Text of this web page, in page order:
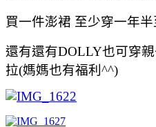
買一件澎裙 至少穿一年
還有還有DOLLY也可穿
拉(媽媽也有福利^^)